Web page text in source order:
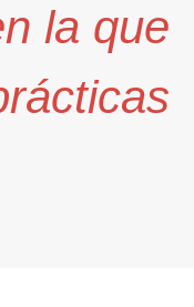
la que